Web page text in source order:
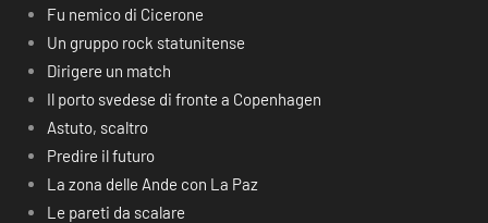
Fu nemico di Cicerone
Un gruppo rock statunitense
Dirigere un match
Il porto svedese di fronte a Copenhagen
Astuto, scaltro
Predire il futuro
La zona delle Ande con La Paz
Le pareti da scalare